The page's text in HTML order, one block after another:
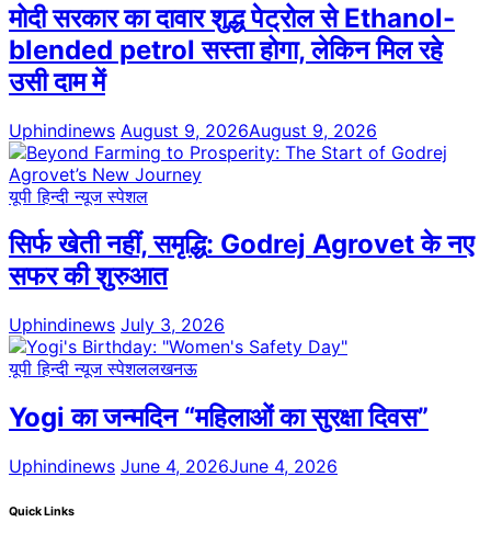
मोदी सरकार का दावार शुद्ध पेट्रोल से Ethanol-
blended petrol सस्ता होगा, लेकिन मिल रहे
उसी दाम में
Uphindinews August 9, 2026August 9, 2026
यूपी हिन्दी न्यूज स्पेशल
सिर्फ खेती नहीं, समृद्धि: Godrej Agrovet के नए
सफर की शुरुआत
Uphindinews July 3, 2026
यूपी हिन्दी न्यूज स्पेशललखनऊ
Yogi का जन्मदिन “महिलाओं का सुरक्षा दिवस”
Uphindinews June 4, 2026June 4, 2026
Quick Links